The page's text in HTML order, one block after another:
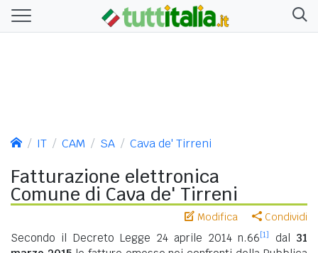
IT CAM SA Cava de' Tirreni
Fatturazione elettronica
Comune di Cava de' Tirreni
Modifica Condividi
Secondo il Decreto Legge 24 aprile 2014 n.66[1] dal 31